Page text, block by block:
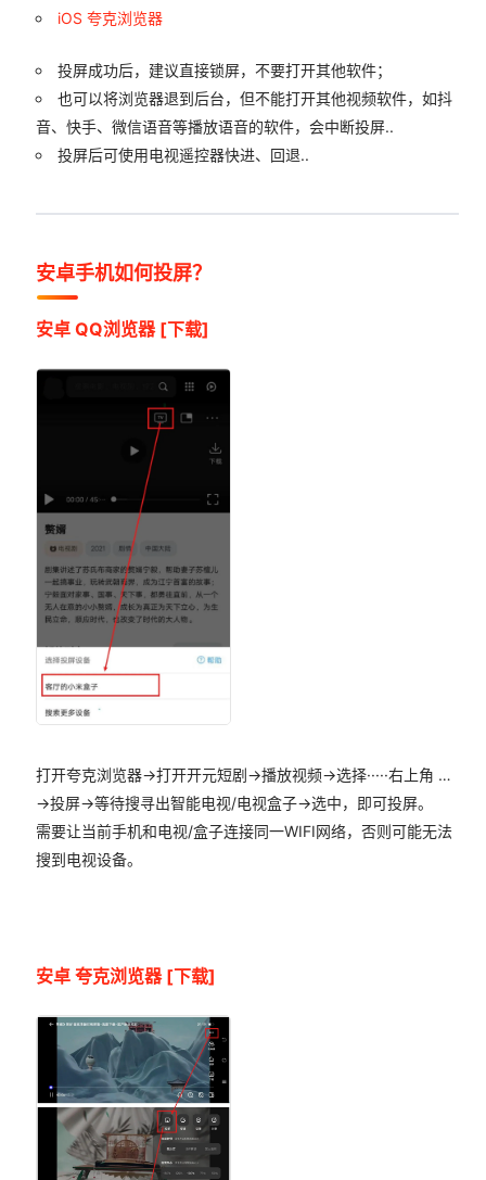
iOS 夸克浏览器
投屏成功后，建议直接锁屏，不要打开其他软件；
也可以将浏览器退到后台，但不能打开其他视频软件，如抖
音、快手、微信语音等播放语音的软件，会中断投屏..
投屏后可使用电视遥控器快进、回退..
安卓手机如何投屏？
安卓 QQ浏览器 [下载]
打开夸克浏览器->打开开元短剧->播放视频->选择·····右上角 …
->投屏->等待搜寻出智能电视/电视盒子->选中，即可投屏。
需要让当前手机和电视/盒子连接同一WIFI网络，否则可能无法
搜到电视设备。
安卓 夸克浏览器 [下载]